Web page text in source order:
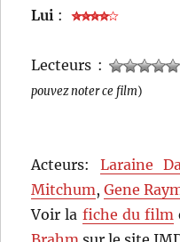
Lui :
Lecteurs :
pouvez noter ce film)
Acteurs: Laraine
Mitchum,Gene
Voir la fiche du film